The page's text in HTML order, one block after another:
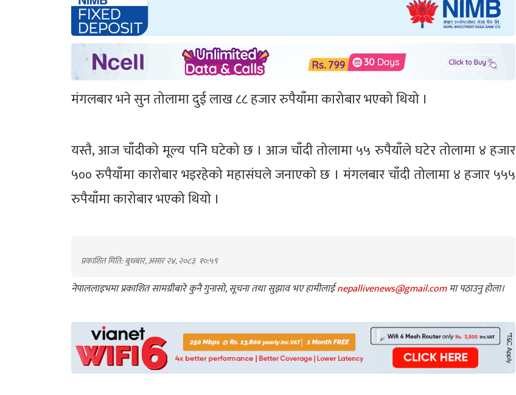
मंगलबार भने सुन तोलामा दुई लाख ८८ हजार रुपैयाँमा कारोबार भएको थियो ।
यस्तै, आज चाँदीको मूल्य पनि घटेको छ । आज चाँदी तोलामा ५५ रुपैयाँले घटेर तोलामा ४ हजार
५०० रुपैयाँमा कारोबार भइरहेको महासंघले जनाएको छ । मंगलबार चाँदी तोलामा ४ हजार ५५५
रुपैयाँमा कारोबार भएको थियो ।
प्रकाशित मिति: बुधबार, असार २४, २०८३ १०:५९
नेपाललाइभमा प्रकाशित सामग्रीबारे कुनै गुनासो, सूचना तथा सुझाव भए हामीलाईnepallivenews@gmail.comमा पठाउनु होला।